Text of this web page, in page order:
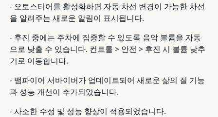
- 오토스티어를 활성화하면 자동 차선 변경이 가능한 차선
을 알려주는 새로운 알림이 표시됩니다.
- 후진 중에는 주차에 집중할 수 있도록 음악 볼륨을 자동
으로 낮출 수 있습니다. 컨트롤 > 안전 > 후진 시 볼륨 낮추
기로 이동합니다.
- 뱀파이어 서바이버가 업데이트되어 새로운 삶의 질 기능
과 성능 개선이 추가되었습니다.
- 사소한 수정 및 성능 향상이 적용되었습니다.